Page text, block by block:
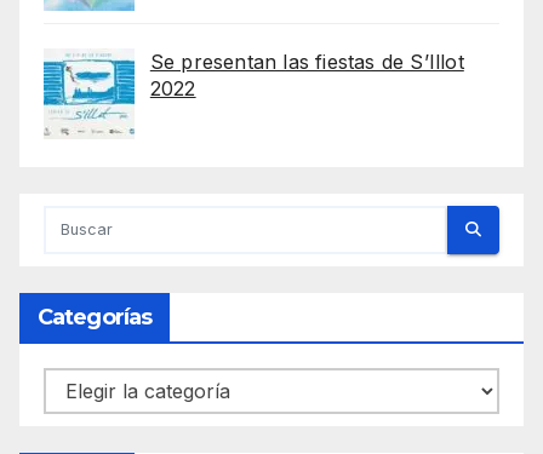
Se presentan las fiestas de S’Illot
2022
Categorías
Categorías